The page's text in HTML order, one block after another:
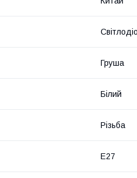
Груша
Білий
Різьба
E27